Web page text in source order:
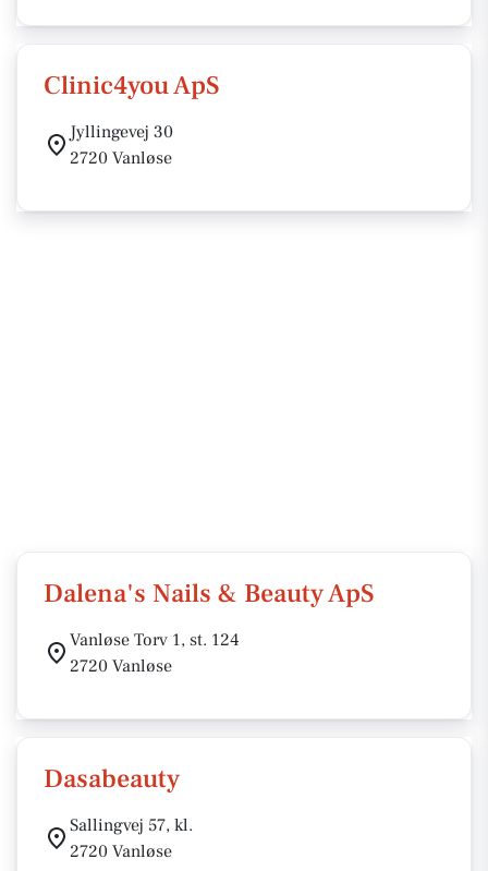
Clinic4you ApS
Jyllingevej 30
2720 Vanløse
Dalena's Nails & Beauty ApS
Vanløse Torv 1, st. 124
2720 Vanløse
Dasabeauty
Sallingvej 57, kl.
2720 Vanløse